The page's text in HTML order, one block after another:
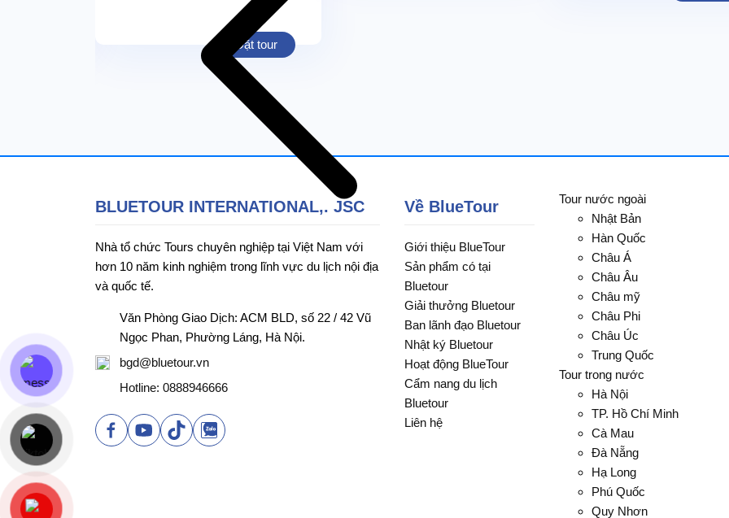
Đặt tour
BLUETOUR INTERNATIONAL,. JSC
Nhà tổ chức Tours chuyên nghiệp tại Việt Nam với
hơn 10 năm kinh nghiệm trong lĩnh vực du lịch nội địa
và quốc tế.
Văn Phòng Giao Dịch: ACM BLD, số 22 / 42 Vũ
Ngọc Phan, Phường Láng, Hà Nội.
bgd@bluetour.vn
Hotline: 0888946666
Về BlueTour
Giới thiệu BlueTour
Sản phẩm có tại
Bluetour
Giải thưởng Bluetour
Ban lãnh đạo Bluetour
Nhật ký Bluetour
Hoạt động BlueTour
Cẩm nang du lịch
Bluetour
Liên hệ
Tour nước ngoài
Nhật Bản
Hàn Quốc
Châu Á
Châu Âu
Châu mỹ
Châu Phi
Châu Úc
Trung Quốc
Tour trong nước
Hà Nội
TP. Hồ Chí Minh
Cà Mau
Đà Nẵng
Hạ Long
Phú Quốc
Quy Nhơn